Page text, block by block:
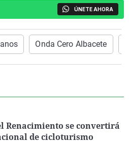
ÚNETE AHORA
Onda Cero Albacete
Renacimiento se convertirá
de cicloturismo